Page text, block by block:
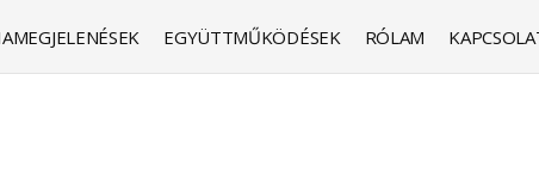
EGYÜTTMŰKÖDÉSEK RÓLAM